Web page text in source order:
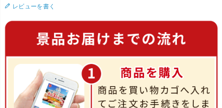
レビューを書く